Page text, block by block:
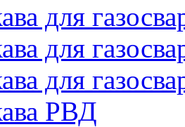
для
для
для
РВД